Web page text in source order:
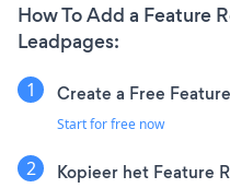
How To Add a Feature
Leadpages:
Create a Free
Start for free now
Kopieer het Feature